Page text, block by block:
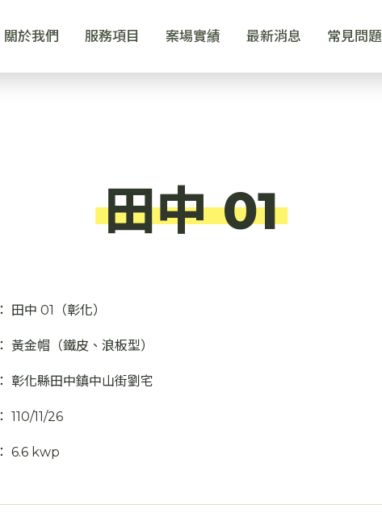
關於我們 服務項目 案場實績 最新消息 常見問題
田中 01
： 田中 01（彰化）
： 黃金帽（鐵皮、浪板型）
： 彰化縣田中鎮中山街劉宅
： 110/11/26
： 6.6 kwp